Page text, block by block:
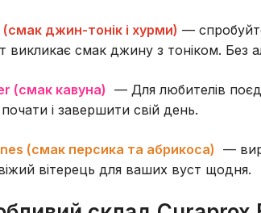
джин-тонік і хурми) —
викликає смак джину з тоніком. Без
(смак кавуна)
— Для любителів
і завершити свій день.
(смак персика та абрикоса)
—
вітерець для ваших вуст щодня.